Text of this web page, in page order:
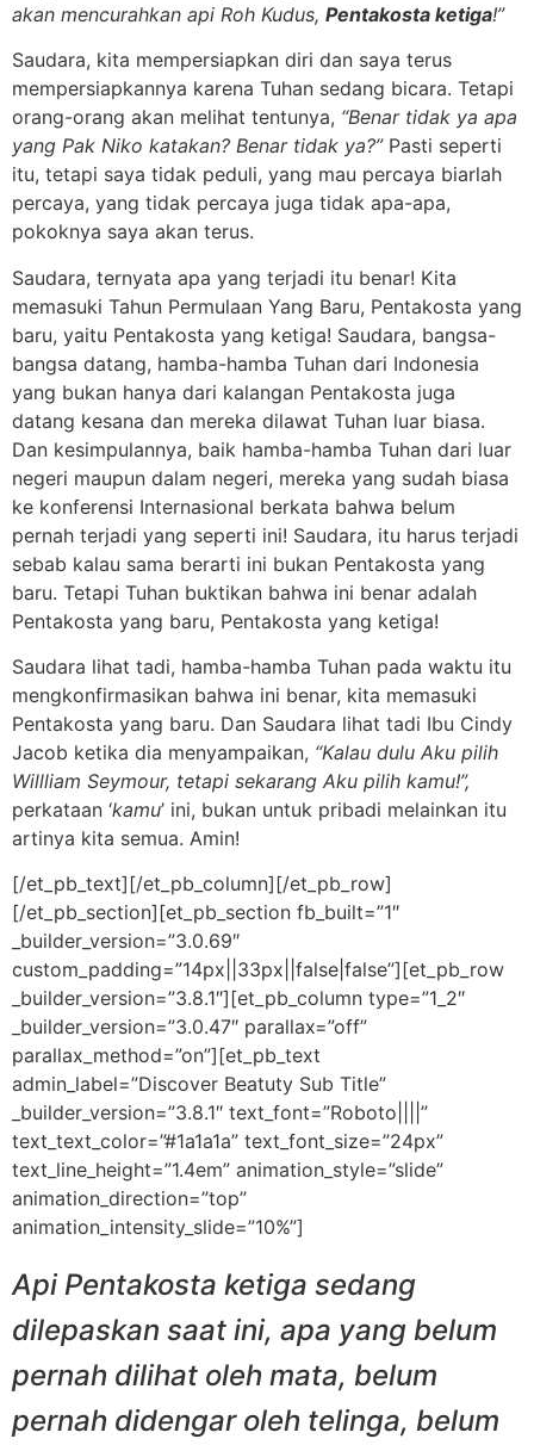
akan mencurahkan api Roh Kudus, Pentakosta ketiga!”
Saudara, kita mempersiapkan diri dan saya terus
mempersiapkannya karena Tuhan sedang bicara. Tetapi
orang-orang akan melihat tentunya, “Benar tidak ya apa
yang Pak Niko katakan? Benar tidak ya?” Pasti seperti
itu, tetapi saya tidak peduli, yang mau percaya biarlah
percaya, yang tidak percaya juga tidak apa-apa,
pokoknya saya akan terus.
Saudara, ternyata apa yang terjadi itu benar! Kita
memasuki Tahun Permulaan Yang Baru, Pentakosta yang
baru, yaitu Pentakosta yang ketiga! Saudara, bangsa-
bangsa datang, hamba-hamba Tuhan dari Indonesia
yang bukan hanya dari kalangan Pentakosta juga
datang kesana dan mereka dilawat Tuhan luar biasa.
Dan kesimpulannya, baik hamba-hamba Tuhan dari luar
negeri maupun dalam negeri, mereka yang sudah biasa
ke konferensi Internasional berkata bahwa belum
pernah terjadi yang seperti ini! Saudara, itu harus terjadi
sebab kalau sama berarti ini bukan Pentakosta yang
baru. Tetapi Tuhan buktikan bahwa ini benar adalah
Pentakosta yang baru, Pentakosta yang ketiga!
Saudara lihat tadi, hamba-hamba Tuhan pada waktu itu
mengkonfirmasikan bahwa ini benar, kita memasuki
Pentakosta yang baru. Dan Saudara lihat tadi Ibu Cindy
Jacob ketika dia menyampaikan, “Kalau dulu Aku pilih
Willliam Seymour, tetapi sekarang Aku pilih kamu!”,
perkataan ‘kamu’ ini, bukan untuk pribadi melainkan itu
artinya kita semua. Amin!
[/et_pb_text][/et_pb_column][/et_pb_row]
[/et_pb_section][et_pb_section fb_built=”1″
_builder_version=”3.0.69″
custom_padding=”14px||33px||false|false”][et_pb_row
_builder_version=”3.8.1″][et_pb_column type=”1_2″
_builder_version=”3.0.47″ parallax=”off”
parallax_method=”on”][et_pb_text
admin_label=”Discover Beatuty Sub Title”
_builder_version=”3.8.1″ text_font=”Roboto||||”
text_text_color=”#1a1a1a” text_font_size=”24px”
text_line_height=”1.4em” animation_style=”slide”
animation_direction=”top”
animation_intensity_slide=”10%”]
Api Pentakosta ketiga sedang
dilepaskan saat ini, apa yang belum
pernah dilihat oleh mata, belum
pernah didengar oleh telinga, belum